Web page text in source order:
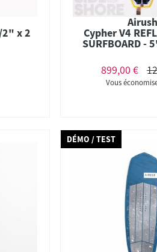
2" x 2
Airush
Cypher V4
SURFBOARD -
899,00 €
Vous
DÉMO / TEST